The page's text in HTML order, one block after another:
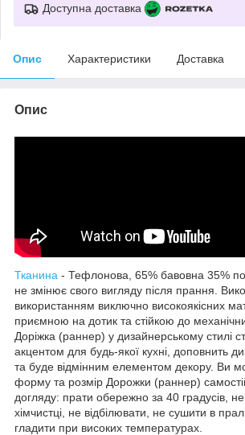
Доступна доставка
Опис Характеристики Доставка
Опис
Тканина - Тефлонова, 65% бавовна 35%
не змінює свого вигляду після прання.
використанням виключно високоякісних
приємною на дотик та стійкою до
Доріжка (раннер) у дизайнерському стилі
акцентом для будь-якої кухні, доповнить
та буде відмінним елементом декору. Ви
форму та розмір Дорожки (раннер)
догляду: прати обережно за 40 градусів,
хімчистці, не відбілювати, не сушити в
гладити при високих температурах.